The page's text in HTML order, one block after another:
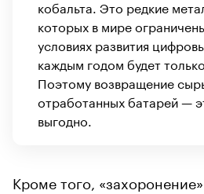
кобальта. Это редкие
которых в мире
условиях развития
каждым годом будет
Поэтому возвращение
отработанных батарей —
выгодно.
Кроме того,